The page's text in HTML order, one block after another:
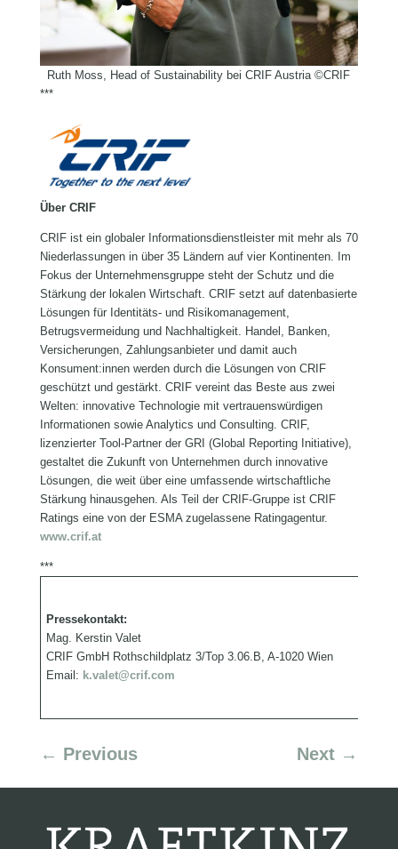
Ruth Moss, Head of Sustainability bei CRIF Austria ©CRIF
***
Über CRIF
CRIF ist ein globaler Informationsdienstleister mit mehr als 70
Niederlassungen in über 35 Ländern auf vier Kontinenten. Im
Fokus der Unternehmensgruppe steht der Schutz und die
Stärkung der lokalen Wirtschaft. CRIF setzt auf datenbasierte
Lösungen für Identitäts- und Risikomanagement,
Betrugsvermeidung und Nachhaltigkeit. Handel, Banken,
Versicherungen, Zahlungsanbieter und damit auch
Konsument:innen werden durch die Lösungen von CRIF
geschützt und gestärkt. CRIF vereint das Beste aus zwei
Welten: innovative Technologie mit vertrauenswürdigen
Informationen sowie Analytics und Consulting. CRIF,
lizenzierter Tool-Partner der GRI (Global Reporting Initiative),
gestaltet die Zukunft von Unternehmen durch innovative
Lösungen, die weit über eine umfassende wirtschaftliche
Stärkung hinausgehen. Als Teil der CRIF-Gruppe ist CRIF
Ratings eine von der ESMA zugelassene Ratingagentur.
www.crif.at
***
Mag. Kerstin Valet
CRIF GmbH Rothschildplatz 3/Top 3.06.B, A-1020 Wien
Email: k.valet@crif.com
← Previous Next →